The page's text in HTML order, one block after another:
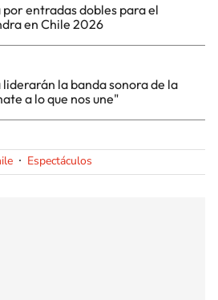
entradas dobles para el
en Chile 2026
la banda sonora de la
a lo que nos une"
Espectáculos